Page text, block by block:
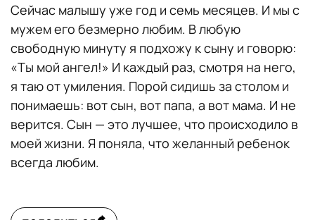
Сейчас малышу уже год и семь месяцев. И мы с
мужем его безмерно любим. В любую
свободную минуту я подхожу к сыну и говорю:
«Ты мой ангел!» И каждый раз, смотря на него,
я таю от умиления. Порой сидишь за столом и
понимаешь: вот сын, вот папа, а вот мама. И не
верится. Сын — это лучшее, что происходило в
моей жизни. Я поняла, что желанный ребенок
всегда любим.